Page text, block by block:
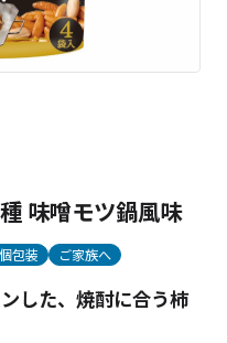
味噌モツ鍋風味
個包装 ご家族へ
した、焼酎に合う柿